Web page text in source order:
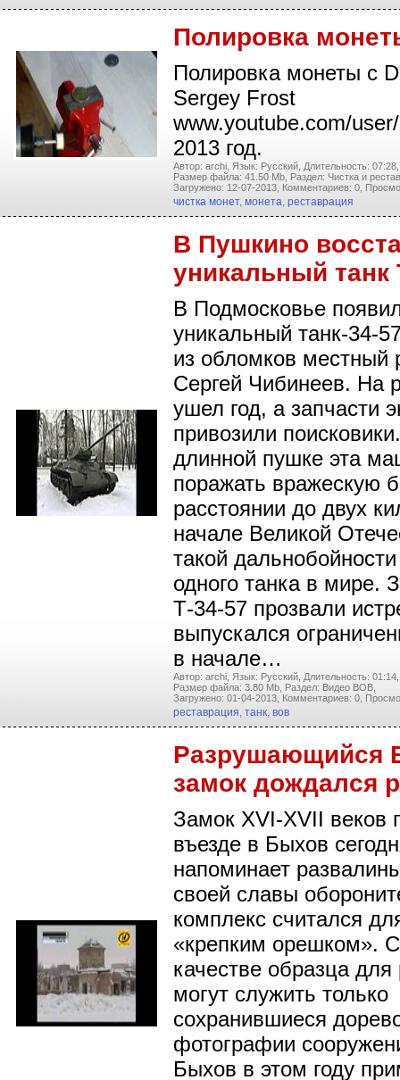
Полировка
Полировка монеты c
Sergey Frost
www.youtube.com/
2013 год.
Автор: archi, Язык: Русский, Длительность: 07:28,
Размер файла: 41.50 Mb, Раздел: Чистка и
Загружено: 12-07-2013, Комментариев: 0,
чистка монет, монета, реставрация
В Пушкино
уникальный танк
В Подмосковье
уникальный танк-34-
из обломков местный
Сергей Чибинеев. На
ушел год, а запчасти
привозили
длинной пушке эта
поражать вражескую
расстоянии до двух
начале Великой
такой
одного танка в мире.
Т-34-57 прозвали
выпускался
в начале…
Автор: archi, Язык: Русский, Длительность: 01:14,
Размер файла: 3.80 Mb, Раздел: Видео ВОВ,
Загружено: 01-04-2013, Комментариев: 0,
реставрация, танк, вов
Разрушающийся
замок дождался
Замок XVI-XVII веков
въезде в Быхов
напоминает
своей славы
комплекс считался
«крепким орешком».
качестве образца для
могут служить только
сохранившиеся
фотографии
Быхов в этом году